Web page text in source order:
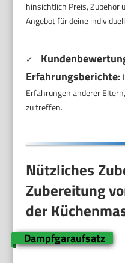
hinsichtlich Preis, Zubehör
Angebot für deine
✓
Erfahrungsberichte:
Erfahrungen anderer
zu treffen.
Nützliches
Zubereitung
der
Dampfgaraufsatz